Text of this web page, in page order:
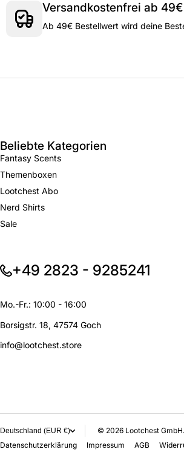
Versandkostenfrei ab
Ab 49€ Bestellwert wird deine
Beliebte Kategorien
Fantasy Scents
Themenboxen
Lootchest Abo
Nerd Shirts
Sale
+49 2823 - 9285241
Mo.-Fr.: 10:00 - 16:00
Borsigstr. 18, 47574 Goch
info@lootchest.store
Deutschland (EUR €) © 2026 Lootchest
Datenschutzerklärung
Impressum AGB